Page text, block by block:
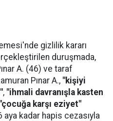
gizlilik kararı
duruşmada,
A. (46) ve taraf
Pınar A., "kişiyi
, "ihmali davranışla kasten
"çocuğa karşı eziyet"
aya kadar hapis cezasıyla